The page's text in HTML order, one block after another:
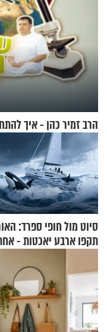
הרב זמיר כהן - איך
סיוט מול חופי ספרד:
תקפו ארבע יאכטות -